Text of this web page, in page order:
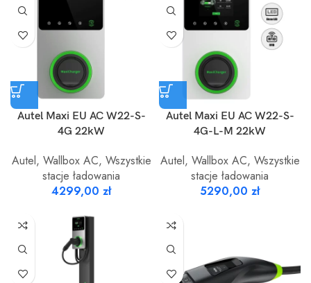
Autel Maxi EU AC W22-S-
4G 22kW
Autel, Wallbox AC, Wszystkie
stacje ładowania
4299,00 zł
Autel Maxi EU AC W22-S-
4G-L-M 22kW
Autel, Wallbox AC, Wszystkie
stacje ładowania
5290,00 zł